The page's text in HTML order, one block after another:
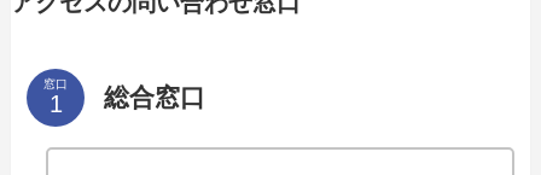
窓口 総合窓口